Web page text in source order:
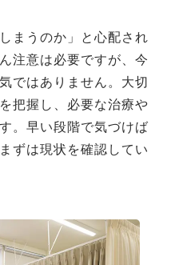
まうのか」と心配され
注意は必要ですが、今
ではありません。大切
把握し、必要な治療や
。早い段階で気づけば
ずは現状を確認してい